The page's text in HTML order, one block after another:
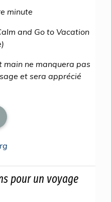
minute
and Go to Vacation
main ne manquera pas
et sera apprécié
pour un voyage